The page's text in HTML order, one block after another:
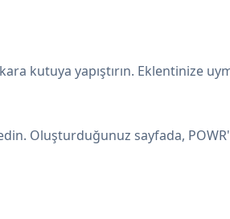
kutuya yapıştırın. Eklentinize
edin. Oluşturduğunuz sayfada,